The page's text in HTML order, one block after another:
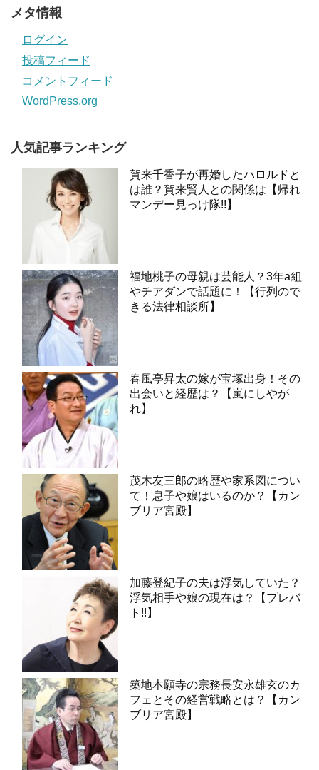
メタ情報
ログイン
投稿フィード
コメントフィード
WordPress.org
人気記事ランキング
賀来千香子が再婚したハロルドと
は誰？賀来賢人との関係は【帰れ
マンデー見っけ隊!!】
福地桃子の母親は芸能人？3年a組
やチアダンで話題に！【行列ので
きる法律相談所】
春風亭昇太の嫁が宝塚出身！その
出会いと経歴は？【嵐にしやが
れ】
茂木友三郎の略歴や家系図につい
て！息子や娘はいるのか？【カン
ブリア宮殿】
加藤登紀子の夫は浮気していた？
浮気相手や娘の現在は？【プレバ
ト!!】
築地本願寺の宗務長安永雄玄のカ
フェとその経営戦略とは？【カン
ブリア宮殿】